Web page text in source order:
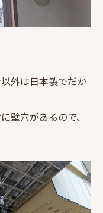
外は日本製でだか
壁穴があるので、